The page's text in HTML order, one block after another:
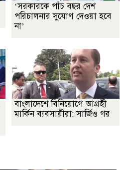
‘সরকারকে পাঁচ বছর দেশ
পরিচালনার সুযোগ দেওয়া হবে
না’
বাংলাদেশে বিনিয়োগে আগ্রহী
মার্কিন ব্যবসায়ীরা: সার্জিও গর